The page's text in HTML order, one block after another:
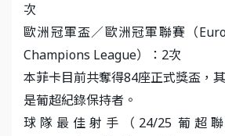
次
歐洲冠軍盃／歐洲冠軍聯賽（
Champions League）：2次
本菲卡目前共奪得84座正式獎盃，
是葡超紀錄保持者。
球隊最佳射手（24/25 葡超